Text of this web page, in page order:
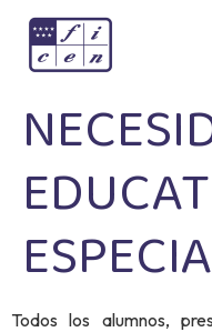
Todos los alumnos,